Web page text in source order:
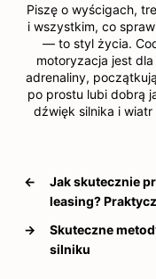
Piszę o wyścigach,
i wszystkim, co
— to styl życia.
motoryzacja jest
adrenaliny,
po prostu lubi dobrą
dźwięk silnika i wiatr
←
Jak skutecznie
leasing?
→
Skuteczne
silniku